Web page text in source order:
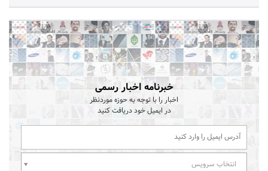
خبرنامه اخبار رسمی
اخبار را با توجه به حوزه موردنظر
در ایمیل خود دریافت کنید
انتخاب سرویس